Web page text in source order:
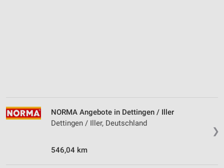
❯
NORMA Angebote in Dettingen / Iller
Dettingen / Iller, Deutschland
546,04 km